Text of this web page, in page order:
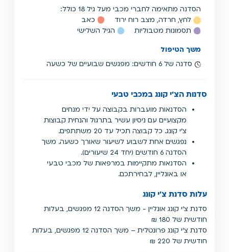
הסדנה מתאימה לחברי מכבי מעל גיל 18 כולל:
לחץ, חרדה, מצב רוח ירוד
כאב
תסמונות מטבוליות
הגיל השלישי
משך הטיפול
סדנה של 6 חודשים: מפגשים שבועיים של כשעה
סדנות הצ'י קונג במכבי טבעי
הסדנאות מועברות בקבוצה על ידי מנחים
מקצועיים עם ניסיון עשיר בתרגול והנחית קבוצות
צ'י קונג. כל קבוצה תכיל עד 20 משתתפים.
נפגשים אחת לשבוע לשיעור שאורך כשעה. משך
הסדנה 6 חודשים (יחד 24 שיעורים).
הסדנאות מתקיימות במרפאות של מכבי טבעי
או באונליין, לבחירתכם.
עלות סדנת צ'י קונג
סדנת צ'י קונג אונליין - משך הסדנה 12 מפגשים, בעלות
חודשית של 180 ₪
סדנת צ'י קונג פרונטלית – משך הסדנה 12 מפגשים, בעלות
חודשית של 220 ₪